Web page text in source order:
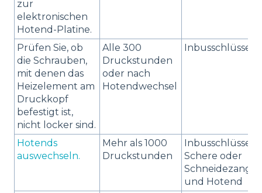
zur
elektronischen
Hotend-Platine.
Prüfen Sie, ob
die Schrauben,
mit denen das
Heizelement am
Druckkopf
befestigt ist,
nicht locker sind.
Alle 300
Druckstunden
oder nach
Hotendwechsel
Inbusschlüssel
Hotends
auswechseln.
Mehr als 1000
Druckstunden
Inbusschlüssel,
Schere oder
Schneidezange
und Hotend